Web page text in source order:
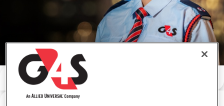
Vyhľadávanie podľa kľúčového slova
Vyhľadávanie podľa lokality